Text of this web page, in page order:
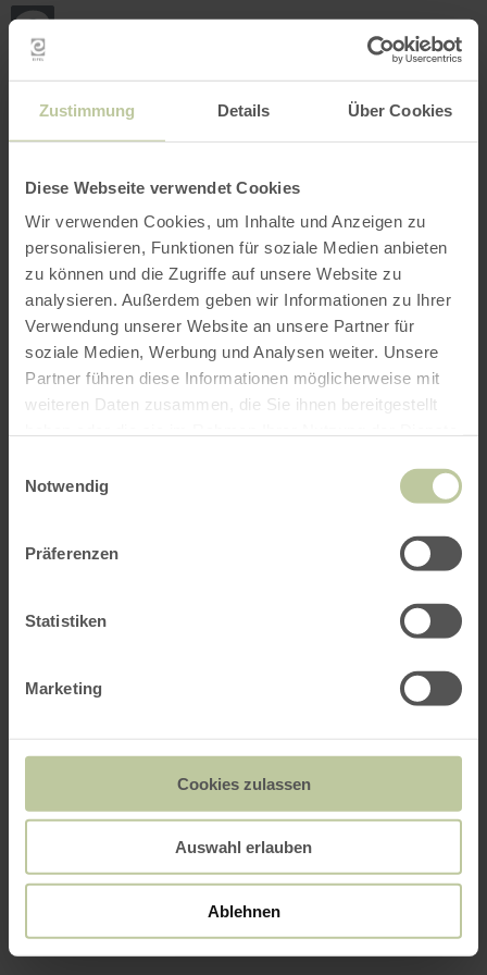
Zustimmung Details Über Cookies
Diese Webseite verwendet Cookies
Wir verwenden Cookies, um Inhalte und Anzeigen zu
personalisieren, Funktionen für soziale Medien anbieten
zu können und die Zugriffe auf unsere Website zu
analysieren. Außerdem geben wir Informationen zu Ihrer
Verwendung unserer Website an unsere Partner für
soziale Medien, Werbung und Analysen weiter. Unsere
Partner führen diese Informationen möglicherweise mit
weiteren Daten zusammen, die Sie ihnen bereitgestellt
Notwendig
Präferenzen
Statistiken
Marketing
Cookies zulassen
Auswahl erlauben
Ablehnen
Zum Hauptinhalt springen
Zur Suche springen
Zur Hauptnavigation
Zum Footer springen
Zurück
zur
Startseite
SUCHE MENÜ
Nachfolgend aufgelistetes Freizeitangebot
wurde vom Anbieter GesundLand Vulkaneifel
eingestellt. Für den Inhalt ist ausschließlich
der Anbieter GesundLand Vulkaneifel GmbH
verantwortlich.